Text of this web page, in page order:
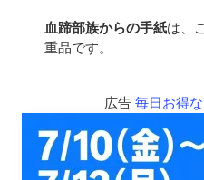
血蹄部族からの手紙は、
重品です。
広告 毎日お得